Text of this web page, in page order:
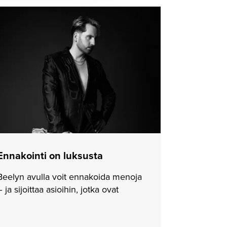
on luksusta
avulla voit ennakoida menoja
ja sijoittaa asioihin, jotka ovat